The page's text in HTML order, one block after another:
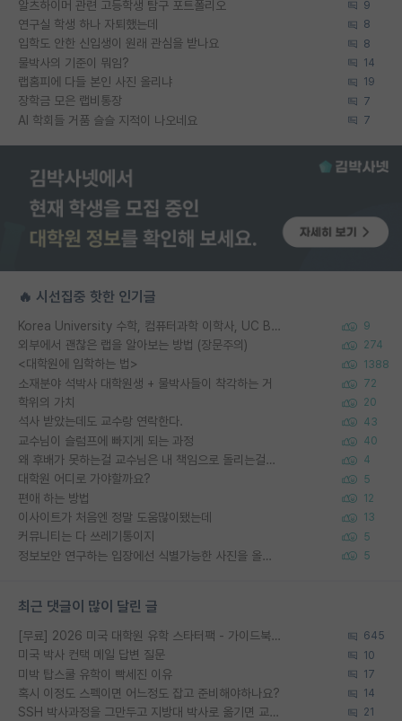
알츠하이머 관련 고등학생 탐구 포트폴리오 9
연구실 학생 하나 자퇴했는데 8
입학도 안한 신입생이 원래 관심을 받나요 8
물박사의 기준이 뭐임? 14
랩홈피에 다들 본인 사진 올리냐 19
장학금 모은 랩비통장 7
AI 학회들 거품 슬슬 지적이 나오네요 7
🔥 시선집중 핫한 인기글
Korea University 수학, 컴퓨터과학 이학사, UC Berkeley 산업공학 대학원 공학박사가 되는 것은 쉽지 않겠죠? 9
외부에서 괜찮은 랩을 알아보는 방법 (장문주의) 274
<대학원에 입학하는 법> 1388
소재분야 석박사 대학원생 + 물박사들이 착각하는 거 72
학위의 가치 20
석사 받았는데도 교수랑 연락한다. 43
교수님이 슬럼프에 빠지게 되는 과정 40
왜 후배가 못하는걸 교수님은 내 책임으로 돌리는걸까요? 4
대학원 어디로 가야할까요? 5
편애 하는 방법 12
이사이트가 처음엔 정말 도움많이됐는데 13
커뮤니티는 다 쓰레기통이지 5
정보보안 연구하는 입장에선 식별가능한 사진을 올리는건 비추이긴함 5
최근 댓글이 많이 달린 글
[무료] 2026 미국 대학원 유학 스타터팩 - 가이드북 & 합격자 컨택메일 템플릿 645
미국 박사 컨택 메일 답변 질문 10
미박 탑스쿨 유학이 빡세진 이유 17
혹시 이정도 스펙이면 어느정도 잡고 준비해야하나요? 14
SSH 박사과정을 그만두고 지방대 박사로 옮기면 교수의 꿈은 끝일까요? 21